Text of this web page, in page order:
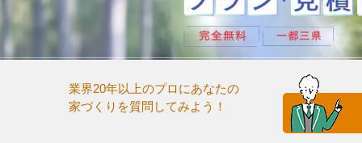
業界20年以上のプロにあなたの
家づくりを質問してみよう！